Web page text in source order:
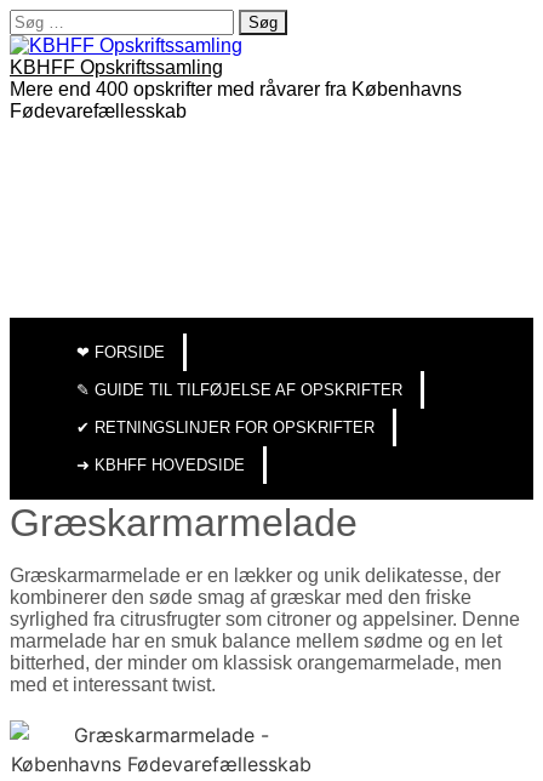
Søg
efter:
KBHFF Opskriftssamling
Mere end 400 opskrifter med råvarer fra Københavns
Fødevarefællesskab
CONTENT
❤︎ FORSIDE
✎ GUIDE TIL TILFØJELSE AF OPSKRIFTER
✔︎ RETNINGSLINJER FOR OPSKRIFTER
➜ KBHFF HOVEDSIDE
Græskarmarmelade
Græskarmarmelade er en lækker og unik delikatesse, der
kombinerer den søde smag af græskar med den friske
syrlighed fra citrusfrugter som citroner og appelsiner. Denne
marmelade har en smuk balance mellem sødme og en let
bitterhed, der minder om klassisk orangemarmelade, men
med et interessant twist.